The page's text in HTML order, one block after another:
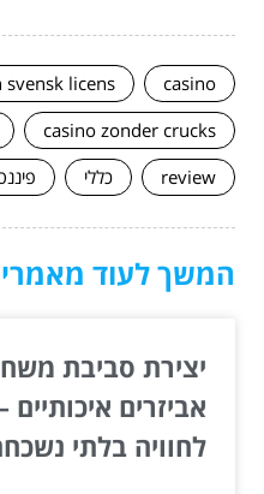
casino
svensk licens
casino zonder crucks
review
כללי
המשך לעוד
יצירת סביבת
אביזרים
לחוויה בלתי